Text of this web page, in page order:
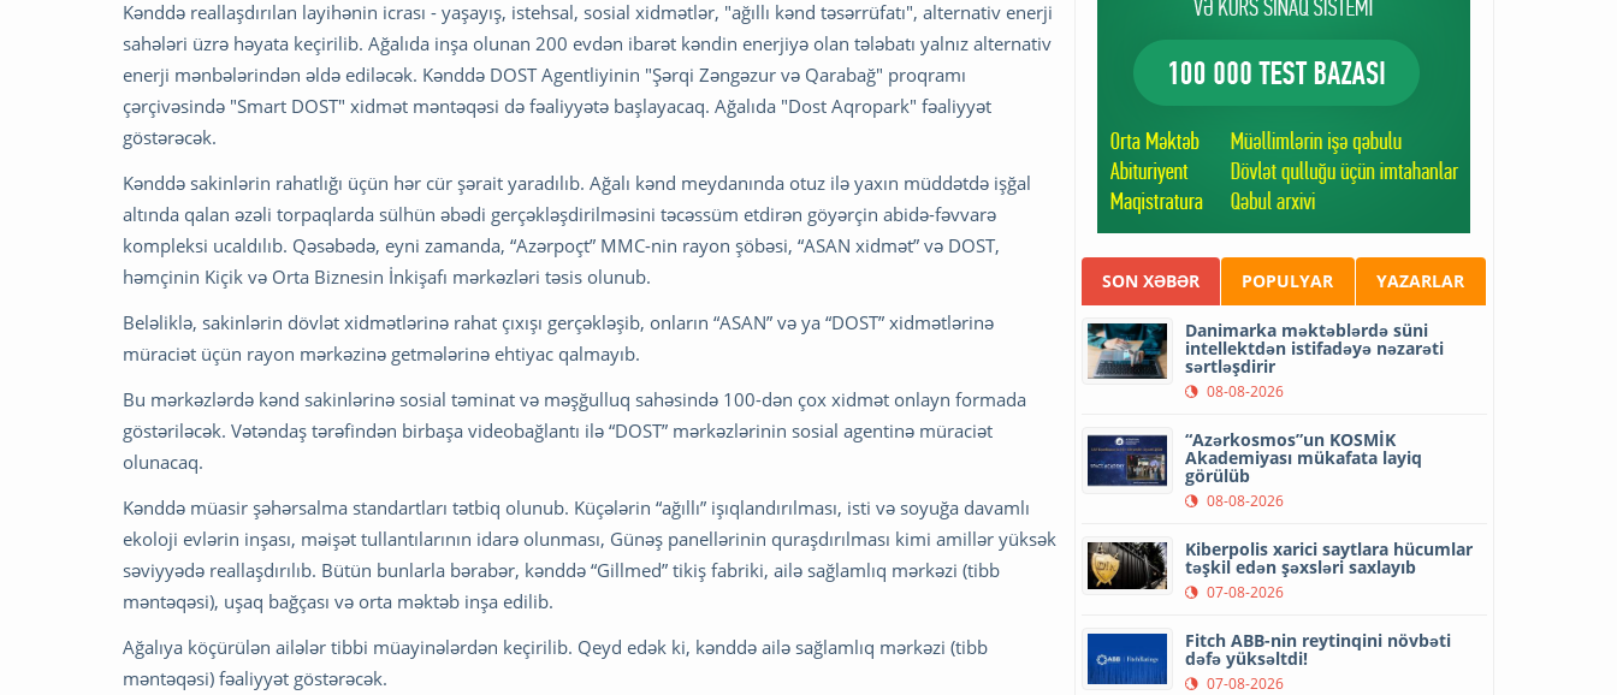
Kənddə reallaşdırılan layihənin icrası - yaşayış, istehsal, sosial xidmətlər, "ağıllı kənd təsərrüfatı", alternativ enerji
sahələri üzrə həyata keçirilib. Ağalıda inşa olunan 200 evdən ibarət kəndin enerjiyə olan tələbatı yalnız alternativ
enerji mənbələrindən əldə ediləcək. Kənddə DOST Agentliyinin "Şərqi Zəngəzur və Qarabağ" proqramı
çərçivəsində "Smart DOST" xidmət məntəqəsi də fəaliyyətə başlayacaq. Ağalıda "Dost Aqropark" fəaliyyət
göstərəcək.
Kənddə sakinlərin rahatlığı üçün hər cür şərait yaradılıb. Ağalı kənd meydanında otuz ilə yaxın müddətdə işğal
altında qalan əzəli torpaqlarda sülhün əbədi gerçəkləşdirilməsini təcəssüm etdirən göyərçin abidə-fəvvarə
kompleksi ucaldılıb. Qəsəbədə, eyni zamanda, “Azərpoçt” MMC-nin rayon şöbəsi, “ASAN xidmət” və DOST,
həmçinin Kiçik və Orta Biznesin İnkişafı mərkəzləri təsis olunub.
Beləliklə, sakinlərin dövlət xidmətlərinə rahat çıxışı gerçəkləşib, onların “ASAN” və ya “DOST” xidmətlərinə
müraciət üçün rayon mərkəzinə getmələrinə ehtiyac qalmayıb.
Bu mərkəzlərdə kənd sakinlərinə sosial təminat və məşğulluq sahəsində 100-dən çox xidmət onlayn formada
göstəriləcək. Vətəndaş tərəfindən birbaşa videobağlantı ilə “DOST” mərkəzlərinin sosial agentinə müraciət
olunacaq.
Kənddə müasir şəhərsalma standartları tətbiq olunub. Küçələrin “ağıllı” işıqlan­dırılması, isti və soyuğa davamlı
ekoloji evlərin inşası, məişət tullantılarının idarə olunması, Günəş panellərinin quraşdırılması kimi amillər yüksək
səviyyədə reallaşdırılıb. Bütün bunlarla bərabər, kənddə “Gillmed” tikiş fabriki, ailə sağlamlıq mərkəzi (tibb
məntəqəsi), uşaq bağçası və orta məktəb inşa edilib.
Ağalıya köçürülən ailələr tibbi müayinələrdən keçirilib. Qeyd edək ki, kənddə ailə sağlamlıq mərkəzi (tibb
məntəqəsi) fəaliyyət göstərəcək.
SON XƏBƏR POPULYAR YAZARLAR
Danimarka məktəblərdə süni
intellektdən istifadəyə nəzarəti
sərtləşdirir
08-08-2026
“Azərkosmos”un KOSMİK
Akademiyası mükafata layiq
görülüb
08-08-2026
Kiberpolis xarici saytlara hücumlar
təşkil edən şəxsləri saxlayıb
07-08-2026
Fitch ABB-nin reytinqini növbəti
dəfə yüksəltdi!
07-08-2026